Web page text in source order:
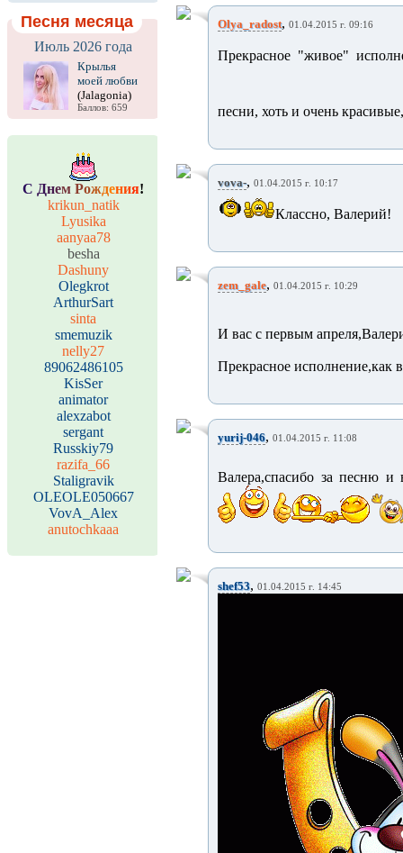
Песня месяца
Июль 2026 года
Крылья
моей любви
(Jalagonia)
Баллов: 659
С Днем Рождения!
krikun_natik
Lyusika
aanyaa78
besha
Dashuny
Olegkrot
ArthurSart
sinta
smemuzik
nelly27
89062486105
KisSer
animator
alexzabot
sergant
Russkiy79
razifa_66
Staligravik
OLEOLE050667
VovA_Alex
anutochkaaa
Olya_radost, 01.04.2015 г. 09:16
Прекрасное "живое"
песни, хоть и очень
vova-, 01.04.2015 г. 10:17
Классно, Валерий!
zem_gale, 01.04.2015 г. 10:29
И вас с первым
Прекрасное исполнение,как
yurij-046, 01.04.2015 г. 11:08
Валера,спасибо за песню и
shef53, 01.04.2015 г. 14:45